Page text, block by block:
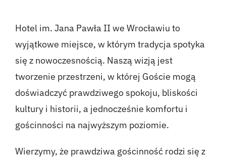
Hotel im. Jana Pawła II we Wrocławiu to
wyjątkowe miejsce, w którym tradycja spotyka
się z nowoczesnością. Naszą wizją jest
tworzenie przestrzeni, w której Goście mogą
doświadczyć prawdziwego spokoju, bliskości
kultury i historii, a jednocześnie komfortu i
gościnności na najwyższym poziomie.
Wierzymy, że prawdziwa gościnność rodzi się z